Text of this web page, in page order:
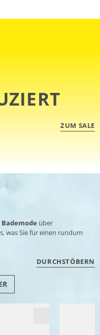
ZUM SALE
Bademode über
was Sie für einen rundum
DURCHSTÖBERN